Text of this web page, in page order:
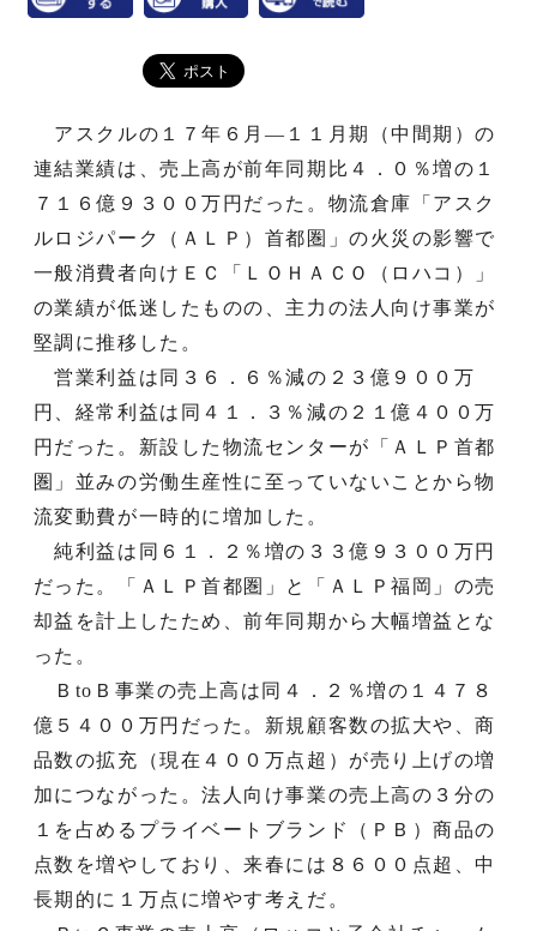
アスクルの１７年６月―１１月期（中間期）の
連結業績は、売上高が前年同期比４．０％増の１
７１６億９３００万円だった。物流倉庫「アスク
ルロジパーク（ＡＬＰ）首都圏」の火災の影響で
一般消費者向けＥＣ「ＬＯＨＡＣＯ（ロハコ）」
の業績が低迷したものの、主力の法人向け事業が
堅調に推移した。
営業利益は同３６．６％減の２３億９００万
円、経常利益は同４１．３％減の２１億４００万
円だった。新設した物流センターが「ＡＬＰ首都
圏」並みの労働生産性に至っていないことから物
流変動費が一時的に増加した。
純利益は同６１．２％増の３３億９３００万円
だった。「ＡＬＰ首都圏」と「ＡＬＰ福岡」の売
却益を計上したため、前年同期から大幅増益とな
った。
ＢtoＢ事業の売上高は同４．２％増の１４７８
億５４００万円だった。新規顧客数の拡大や、商
品数の拡充（現在４００万点超）が売り上げの増
加につながった。法人向け事業の売上高の３分の
１を占めるプライベートブランド（ＰＢ）商品の
点数を増やしており、来春には８６００点超、中
長期的に１万点に増やす考えだ。